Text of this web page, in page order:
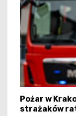
Pożar w
strażaków